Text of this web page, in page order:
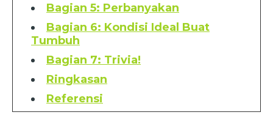
Bagian 5: Perbanyakan
Bagian 6: Kondisi Ideal Buat
Tumbuh
Bagian 7: Trivia!
Ringkasan
Referensi